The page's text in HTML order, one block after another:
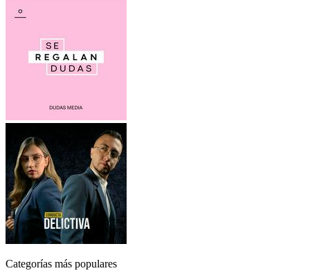
Categorías más populares